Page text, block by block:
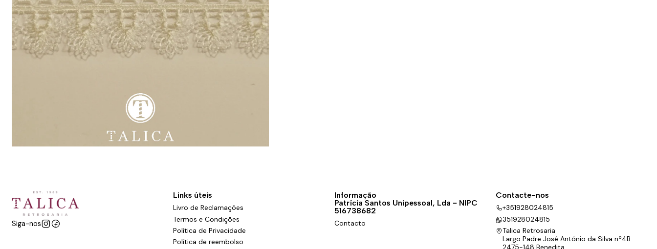
Siga-nos
Links úteis
Livro de Reclamações
Termos e Condições
Política de Privacidade
Política de reembolso
Informação
Patrícia Santos Unipessoal, Lda - NIPC
516738682
Contacto
Contacte-nos
+351928024815
351928024815
Talica Retrosaria
Largo Padre José António da Silva nº4B
2475-148 Benedita